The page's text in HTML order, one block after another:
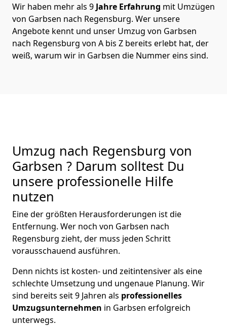
Wir haben mehr als 9 Jahre Erfahrung mit Umzügen
von Garbsen nach Regensburg. Wer unsere
Angebote kennt und unser Umzug von Garbsen
nach Regensburg von A bis Z bereits erlebt hat, der
weiß, warum wir in Garbsen die Nummer eins sind.
Umzug nach Regensburg von
Garbsen ? Darum solltest Du
unsere professionelle Hilfe
nutzen
Eine der größten Herausforderungen ist die
Entfernung. Wer noch von Garbsen nach
Regensburg zieht, der muss jeden Schritt
vorausschauend ausführen.
Denn nichts ist kosten- und zeitintensiver als eine
schlechte Umsetzung und ungenaue Planung. Wir
sind bereits seit 9 Jahren als professionelles
Umzugsunternehmen in Garbsen erfolgreich
unterwegs.